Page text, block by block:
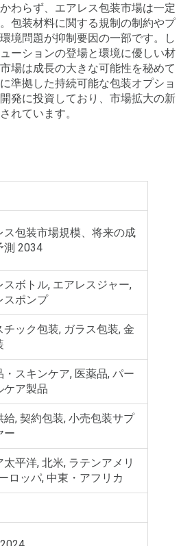
わらず、エアレス包装市場は一定
包装材料に関する規制の制約やプ
境問題が抑制要因の一部です。し
ーションの登場と環境に優しい材
場は成長の大きな可能性を秘めて
準拠した持続可能な包装オプショ
発に投資しており、市場拡大の新
れています。
ス包装市場規模、将来の成
測 2034
スボトル, エアレスジャー,
スポンプ
チック包装, ガラス包装, 金
・スキンケア, 医薬品, パー
ケア製品
給, 契約包装, 小売包装サプ
ー
太平洋, 北米, ラテンアメリ
ロッパ, 中東・アフリカ